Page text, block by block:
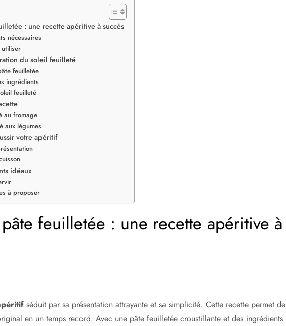
: une recette apéritive à succès
nécessaires
utiliser
du soleil feuilleté
feuilletée
ingrédients
feuilleté
au fromage
aux légumes
votre apéritif
idéaux
à proposer
feuilletée : une recette apéritive à
séduit par sa présentation attrayante et sa simplicité. Cette recette permet de
en un temps record. Avec une pâte feuilletée croustillante et des ingrédients